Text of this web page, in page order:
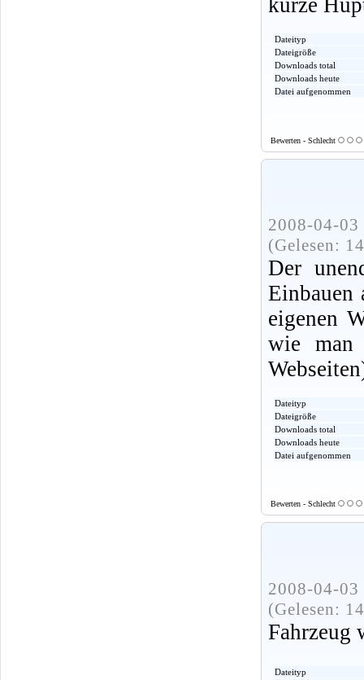
kurze
Dateityp
Dateigröße
Downloads total
Downloads heute
Datei aufgenommen
Bewerten - Schlecht
2008-04-
(Gelesen:
Der
Einbauen
eigenen
wie man
Dateityp
Dateigröße
Downloads total
Downloads heute
Datei aufgenommen
Bewerten - Schlecht
2008-04-
(Gelesen:
Fahrzeug
Dateityp